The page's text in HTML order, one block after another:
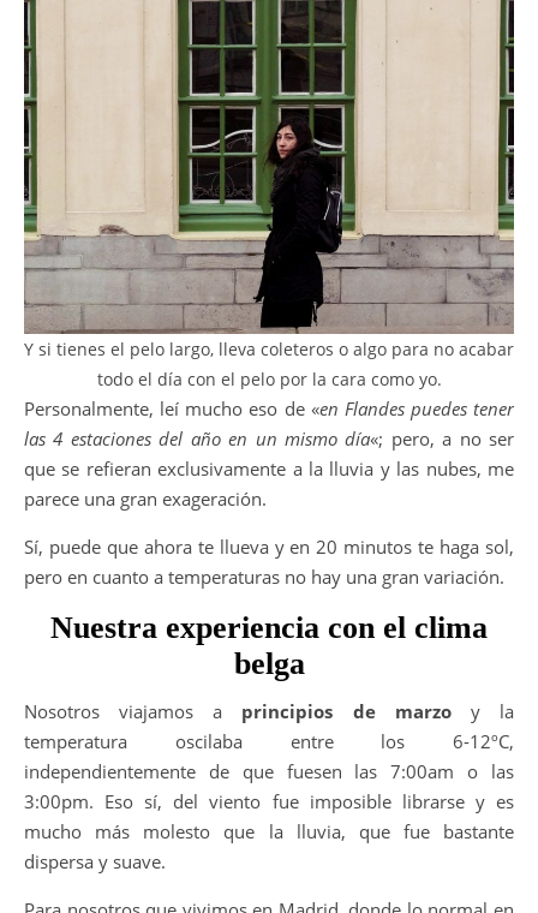
Y si tienes el pelo largo, lleva coleteros o algo para no acabar
todo el día con el pelo por la cara como yo.
Personalmente, leí mucho eso de «en Flandes puedes tener
las 4 estaciones del año en un mismo día«; pero, a no ser
que se refieran exclusivamente a la lluvia y las nubes, me
parece una gran exageración.
Sí, puede que ahora te llueva y en 20 minutos te haga sol,
pero en cuanto a temperaturas no hay una gran variación.
Nuestra experiencia con el clima
belga
Nosotros viajamos a principios de marzoy la
temperatura oscilaba entre los 6-12ºC,
independientemente de que fuesen las 7:00am o las
3:00pm. Eso sí, del viento fue imposible librarse y es
mucho más molesto que la lluvia, que fue bastante
dispersa y suave.